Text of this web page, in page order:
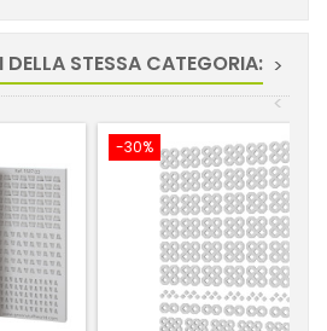
STESSA CATEGORIA: >
<
-30%